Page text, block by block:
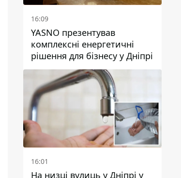
16:09
YASNO презентував
комплексні енергетичні
рішення для бізнесу у Дніпрі
16:01
На низці вулиць у Дніпрі у